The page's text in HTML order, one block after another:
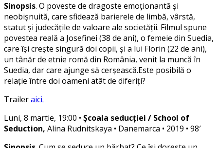
Sinopsis. O poveste de dragoste emoționantă și
neobișnuită, care sfidează barierele de limbă, vârstă,
statut și judecățile de valoare ale societății. Filmul spune
povestea reală a Josefinei (38 de ani), o femeie din Suedia,
care își crește singură doi copii, și a lui Florin (22 de ani),
un tânăr de etnie romă din România, venit la muncă în
Suedia, dar care ajunge să cerșească.Este posibilă o
relație între doi oameni atât de diferiți?
Traileraici.
Luni, 8 martie, 19:00 • Școala seducției / School of
Seduction, Alina Rudnitskaya • Danemarca • 2019 • 98′